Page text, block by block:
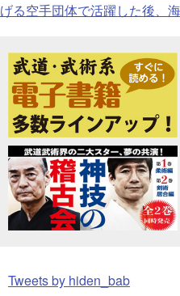
げる空手団体で活躍した後、
Tweets by hiden_bab